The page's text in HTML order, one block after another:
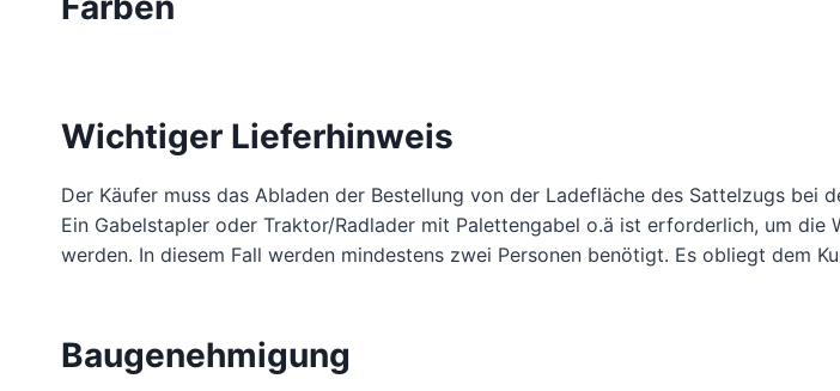
Wichtiger Lieferhinweis
Der Käufer muss das Abladen der Bestellung von der Ladefläche des Sattelzugs bei
Ein Gabelstapler oder Traktor/Radlader mit Palettengabel o.ä ist erforderlich, um die
werden. In diesem Fall werden mindestens zwei Personen benötigt. Es obliegt dem
Baugenehmigung